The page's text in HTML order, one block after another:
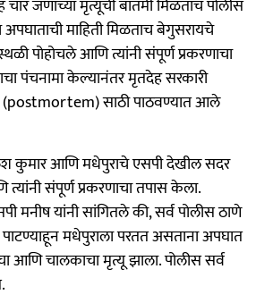
जणांच्या मृत्यूची बातमी मिळताच पोलीस
माहिती मिळताच बेगुसरायचे
पोहोचले आणि त्यांनी संपूर्ण प्रकरणाचा
पंचनामा केल्यानंतर मृतदेह सरकारी
साठी पाठवण्यात आले
कुमार आणि मधेपुराचे एसपी देखील सदर
संपूर्ण प्रकरणाचा तपास केला.
मनीष यांनी सांगितले की, सर्व पोलीस ठाणे
पाटण्याहून मधेपुराला परतत असताना अपघात
आणि चालकाचा मृत्यू झाला. पोलीस सर्व